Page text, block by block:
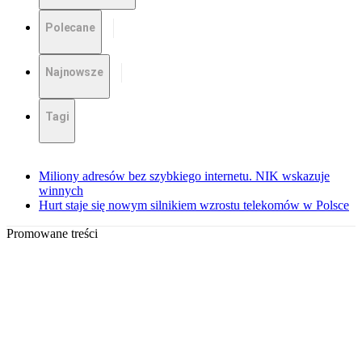
Polecane
Najnowsze
Tagi
Miliony adresów bez szybkiego internetu. NIK wskazuje
winnych
Hurt staje się nowym silnikiem wzrostu telekomów w Polsce
Promowane treści